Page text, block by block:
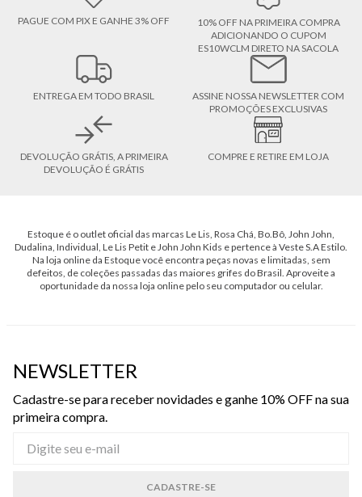
PAGUE COM PIX E GANHE 3% OFF
10% OFF NA PRIMEIRA COMPRA
ADICIONANDO O CUPOM
ES10WCLM DIRETO NA SACOLA
ENTREGA EM TODO BRASIL
ASSINE NOSSA NEWSLETTER COM
PROMOÇÕES EXCLUSIVAS
DEVOLUÇÃO GRÁTIS, A PRIMEIRA
DEVOLUÇÃO É GRÁTIS
COMPRE E RETIRE EM LOJA
Estoque é o outlet oficial das marcas Le Lis, Rosa Chá, Bo.Bô, John John,
Dudalina, Individual, Le Lis Petit e John John Kids e pertence à Veste S.A Estilo.
Na loja online da Estoque você encontra peças novas e limitadas, sem
defeitos, de coleções passadas das maiores grifes do Brasil. Aproveite a
oportunidade da nossa loja online pelo seu computador ou celular.
NEWSLETTER
Cadastre-se para receber novidades e ganhe 10% OFF na sua
primeira compra.